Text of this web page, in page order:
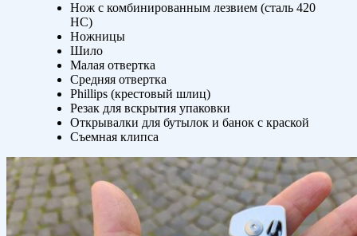
Нож c комбинированным лезвием (сталь 420
HC)
Ножницы
Шило
Малая отвертка
Средняя отвертка
Phillips (крестовый шлиц)
Резак для вскрытия упаковки
Открывалки для бутылок и банок с краской
Съемная клипса